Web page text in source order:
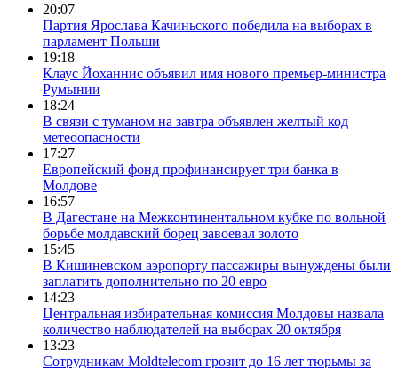
20:07
Партия Ярослава Качиньского победила на выборах в
парламент Польши
19:18
Клаус Йоханнис объявил имя нового премьер-министра
Румынии
18:24
В связи с туманом на завтра объявлен желтый код
метеоопасности
17:27
Европейский фонд профинансирует три банка в
Молдове
16:57
В Дагестане на Межконтинентальном кубке по вольной
борьбе молдавский борец завоевал золото
15:45
В Кишиневском аэропорту пассажиры вынуждены были
заплатить дополнительно по 20 евро
14:23
Центральная избирательная комиссия Молдовы назвала
количество наблюдателей на выборах 20 октября
13:23
Сотрудникам Moldtelecom грозит до 16 лет тюрьмы за